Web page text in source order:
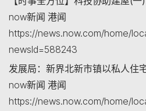
now新闻 港闻
https://news.now.com/home/
newsId=588243
发展局：新界北新市镇以私人住
now新闻 港闻
https://news.now.com/home/